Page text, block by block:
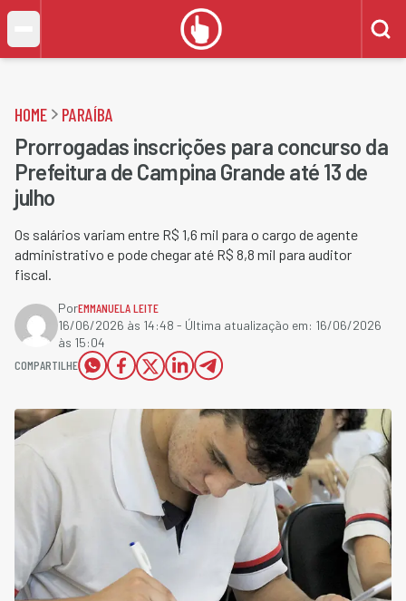
HOME PARAÍBA
Prorrogadas inscrições para concurso da
Prefeitura de Campina Grande até 13 de
julho
Os salários variam entre R$ 1,6 mil para o cargo de agente
administrativo e pode chegar até R$ 8,8 mil para auditor
fiscal.
PorEMMANUELA LEITE
16/06/2026 às 14:48 - Última atualização em: 16/06/2026
às 15:04
COMPARTILHE